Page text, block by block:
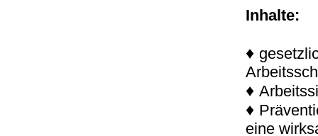
Inhalte:
♦
♦
♦
eine